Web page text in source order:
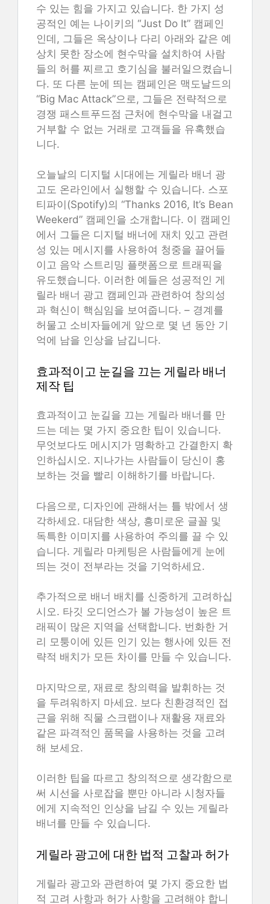
수 있는 힘을 가지고 있습니다. 한 가지 성
공적인 예는 나이키의 “Just Do It” 캠페인
인데, 그들은 옥상이나 다리 아래와 같은 예
상치 못한 장소에 현수막을 설치하여 사람
들의 허를 찌르고 호기심을 불러일으켰습니
다. 또 다른 눈에 띄는 캠페인은 맥도날드의
“Big Mac Attack”으로, 그들은 전략적으로
경쟁 패스트푸드점 근처에 현수막을 내걸고
거부할 수 없는 거래로 고객들을 유혹했습
니다.
오늘날의 디지털 시대에는 게릴라 배너 광
고도 온라인에서 실행할 수 있습니다. 스포
티파이(Spotify)의 “Thanks 2016, It’s Bean
Weekerd” 캠페인을 소개합니다. 이 캠페인
에서 그들은 디지털 배너에 재치 있고 관련
성 있는 메시지를 사용하여 청중을 끌어들
이고 음악 스트리밍 플랫폼으로 트래픽을
유도했습니다. 이러한 예들은 성공적인 게
릴라 배너 광고 캠페인과 관련하여 창의성
과 혁신이 핵심임을 보여줍니다. – 경계를
허물고 소비자들에게 앞으로 몇 년 동안 기
억에 남을 인상을 남깁니다.
효과적이고 눈길을 끄는 게릴라 배너
제작 팁
효과적이고 눈길을 끄는 게릴라 배너를 만
드는 데는 몇 가지 중요한 팁이 있습니다.
무엇보다도 메시지가 명확하고 간결한지 확
인하십시오. 지나가는 사람들이 당신이 홍
보하는 것을 빨리 이해하기를 바랍니다.
다음으로, 디자인에 관해서는 틀 밖에서 생
각하세요. 대담한 색상, 흥미로운 글꼴 및
독특한 이미지를 사용하여 주의를 끌 수 있
습니다. 게릴라 마케팅은 사람들에게 눈에
띄는 것이 전부라는 것을 기억하세요.
추가적으로 배너 배치를 신중하게 고려하십
시오. 타깃 오디언스가 볼 가능성이 높은 트
래픽이 많은 지역을 선택합니다. 번화한 거
리 모퉁이에 있든 인기 있는 행사에 있든 전
략적 배치가 모든 차이를 만들 수 있습니다.
마지막으로, 재료로 창의력을 발휘하는 것
을 두려워하지 마세요. 보다 친환경적인 접
근을 위해 직물 스크랩이나 재활용 재료와
같은 파격적인 품목을 사용하는 것을 고려
해 보세요.
이러한 팁을 따르고 창의적으로 생각함으로
써 시선을 사로잡을 뿐만 아니라 시청자들
에게 지속적인 인상을 남길 수 있는 게릴라
배너를 만들 수 있습니다.
게릴라 광고에 대한 법적 고찰과 허가
게릴라 광고와 관련하여 몇 가지 중요한 법
적 고려 사항과 허가 사항을 고려해야 합니